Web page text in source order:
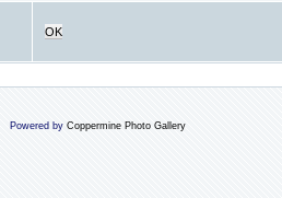
OK
Powered by Coppermine Photo Gallery